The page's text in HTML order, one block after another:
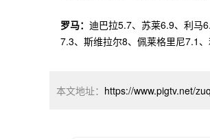
罗马： 迪巴拉5.7、苏莱6.9、利马
7.3、斯维拉尔8、佩莱格里尼7.1
本文地址： https://www.pigtv.net/